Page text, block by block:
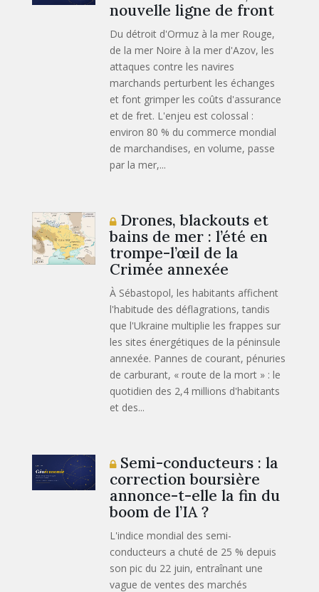
nouvelle ligne de front
Du détroit d'Ormuz à la mer Rouge,
de la mer Noire à la mer d'Azov, les
attaques contre les navires
marchands perturbent les échanges
et font grimper les coûts d'assurance
et de fret. L'enjeu est colossal :
environ 80 % du commerce mondial
de marchandises, en volume, passe
par la mer,...
Drones, blackouts et
bains de mer : l’été en
trompe-l’œil de la
Crimée annexée
À Sébastopol, les habitants affichent
l'habitude des déflagrations, tandis
que l'Ukraine multiplie les frappes sur
les sites énergétiques de la péninsule
annexée. Pannes de courant, pénuries
de carburant, « route de la mort » : le
quotidien des 2,4 millions d'habitants
et des...
Semi-conducteurs : la
correction boursière
annonce-t-elle la fin du
boom de l’IA ?
L'indice mondial des semi-
conducteurs a chuté de 25 % depuis
son pic du 22 juin, entraînant une
vague de ventes des marchés